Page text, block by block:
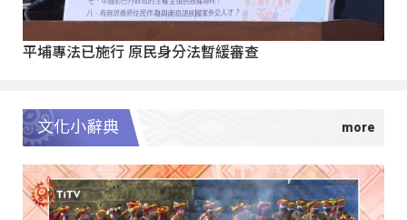
平埔專法已施行 原民身分法暫緩審查
文化小辭典